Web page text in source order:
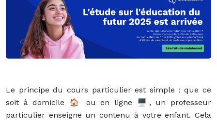
Le principe du cours particulier est simple : que ce
soit à domicile 🏠 ou en ligne 🖥, un professeur
particulier enseigne un contenu à votre enfant. Cela